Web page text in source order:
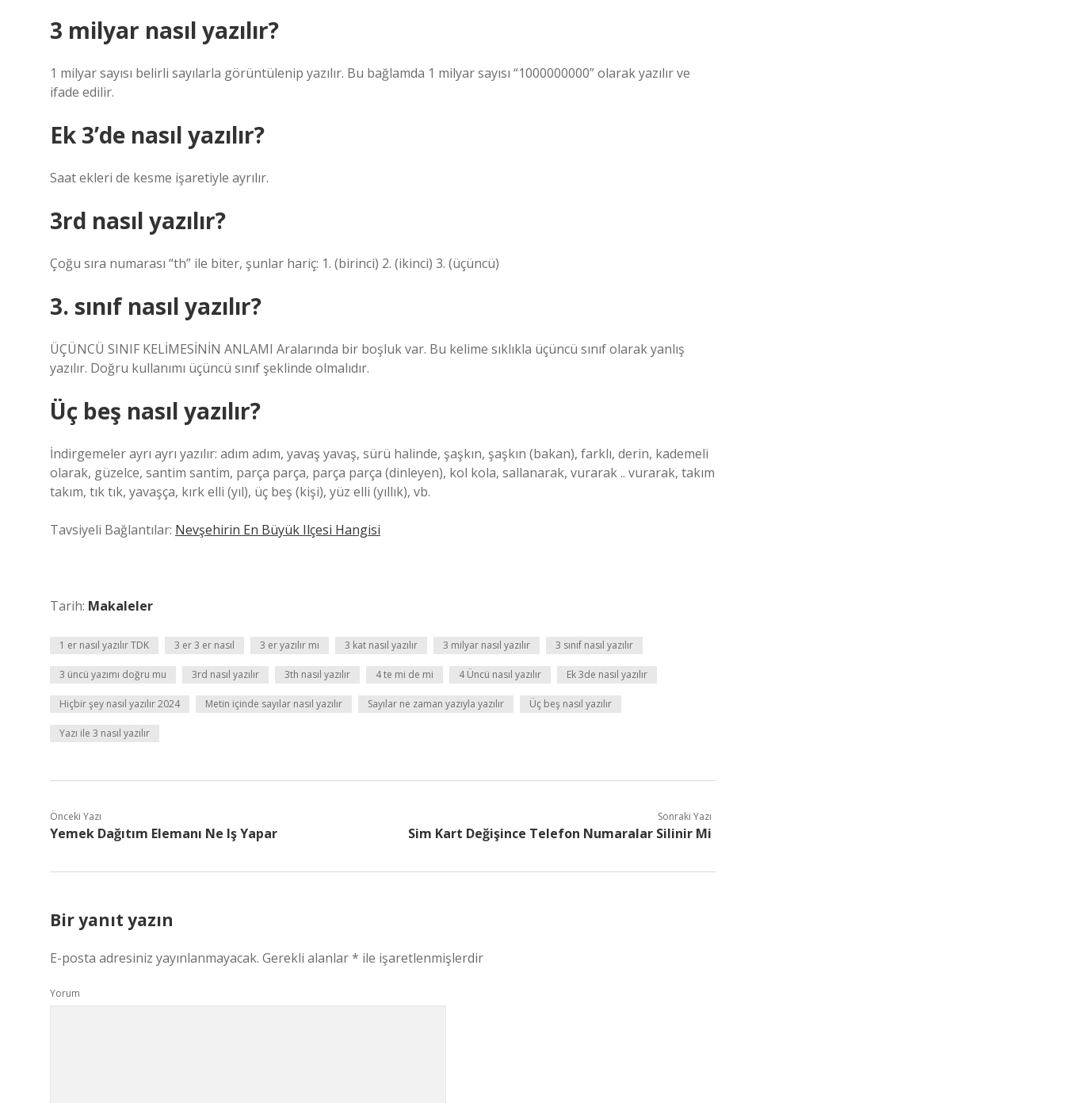
3 milyar nasıl yazılır?
1 milyar sayısı belirli sayılarla görüntülenip yazılır. Bu bağlamda 1 milyar sayısı “1000000000” olarak yazılır ve
ifade edilir.
Ek 3’de nasıl yazılır?
Saat ekleri de kesme işaretiyle ayrılır.
3rd nasıl yazılır?
Çoğu sıra numarası “th” ile biter, şunlar hariç: 1. (birinci) 2. (ikinci) 3. (üçüncü)
3. sınıf nasıl yazılır?
ÜÇÜNCÜ SINIF KELİMESİNİN ANLAMI Aralarında bir boşluk var. Bu kelime sıklıkla üçüncü sınıf olarak yanlış
yazılır. Doğru kullanımı üçüncü sınıf şeklinde olmalıdır.
Üç beş nasıl yazılır?
İndirgemeler ayrı ayrı yazılır: adım adım, yavaş yavaş, sürü halinde, şaşkın, şaşkın (bakan), farklı, derin, kademeli
olarak, güzelce, santim santim, parça parça, parça parça (dinleyen), kol kola, sallanarak, vurarak .. vurarak, takım
takım, tık tık, yavaşça, kırk elli (yıl), üç beş (kişi), yüz elli (yıllık), vb.
Tavsiyeli Bağlantılar: Nevşehirin En Büyük Ilçesi Hangisi
Tarih: Makaleler
1 er nasıl yazılır TDK 3 er 3 er nasıl 3 er yazılır mı 3 kat nasıl yazılır 3 milyar nasıl yazılır 3 sınıf nasıl yazılır
3 üncü yazımı doğru mu 3rd nasıl yazılır 3th nasıl yazılır 4 te mi de mi 4 Üncü nasıl yazılır Ek 3de nasıl yazılır
Hiçbir şey nasıl yazılır 2024 Metin içinde sayılar nasıl yazılır Sayılar ne zaman yazıyla yazılır Üç beş nasıl yazılır
Yazı ile 3 nasıl yazılır
Önceki Yazı
Yemek Dağıtım Elemanı Ne Iş Yapar
Sonraki Yazı
Sim Kart Değişince Telefon Numaralar Silinir Mi
Bir yanıt yazın
E-posta adresiniz yayınlanmayacak. Gerekli alanlar* ile işaretlenmişlerdir
Yorum